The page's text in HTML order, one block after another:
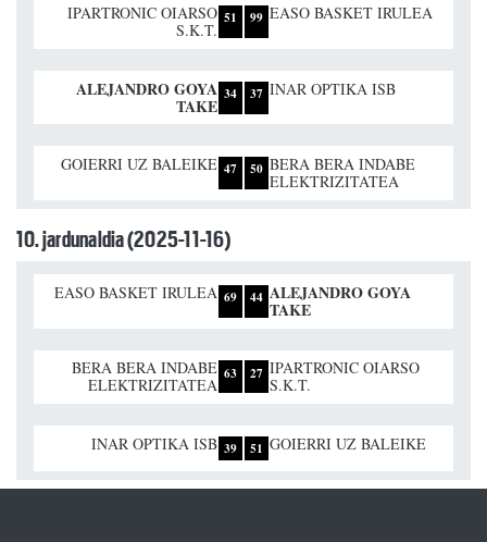
IPARTRONIC OIARSO
S.K.T.
51 99 EASO BASKET IRULEA
ALEJANDRO GOYA
TAKE
34 37 INAR OPTIKA ISB
GOIERRI UZ BALEIKE 47 50 BERA BERA INDABE
ELEKTRIZITATEA
10. jardunaldia (2025-11-16)
EASO BASKET IRULEA 69 44 ALEJANDRO GOYA
TAKE
BERA BERA INDABE
ELEKTRIZITATEA
63 27 IPARTRONIC OIARSO
S.K.T.
INAR OPTIKA ISB 39 51 GOIERRI UZ BALEIKE